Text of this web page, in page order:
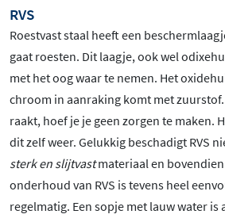
RVS
Roestvast staal heeft een
gaat roesten. Dit laagje, ook wel
met het oog waar te nemen. Het
chroom in aanraking komt met
raakt, hoef je je geen zorgen te maken.
dit zelf weer. Gelukkig beschadigt RVS
sterk en slijtvastmateriaal en bovendien
onderhoud van RVS is tevens heel
regelmatig. Een sopje met lauw water is